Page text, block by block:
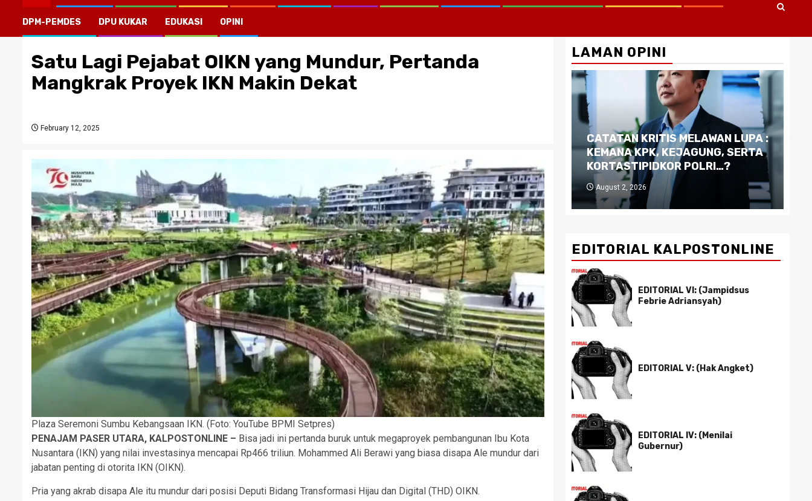
DPM-PEMDES DPU KUKAR EDUKASI OPINI
Satu Lagi Pejabat OIKN yang Mundur, Pertanda
Mangkrak Proyek IKN Makin Dekat
February 12, 2025
Plaza Seremoni Sumbu Kebangsaan IKN. (Foto: YouTube BPMI Setpres)
PENAJAM PASER UTARA, KALPOSTONLINE – Bisa jadi ini pertanda buruk untuk megaproyek pembangunan Ibu Kota
Nusantara (IKN) yang nilai investasinya mencapai Rp466 triliun. Mohammed Ali Berawi yang biasa disapa Ale mundur dari
jabatan penting di otorita IKN (OIKN).
Pria yang akrab disapa Ale itu mundur dari posisi Deputi Bidang Transformasi Hijau dan Digital (THD) OIKN.
LAMAN OPINI
CATATAN KRITIS MELAWAN LUPA :
KEMANA KPK, KEJAGUNG, SERTA
KORTASTIPIDKOR POLRI…?
August 2, 2026
EDITORIAL KALPOSTONLINE
EDITORIAL VI: (Jampidsus
Febrie Adriansyah)
EDITORIAL V: (Hak Angket)
EDITORIAL IV: (Menilai
Gubernur)